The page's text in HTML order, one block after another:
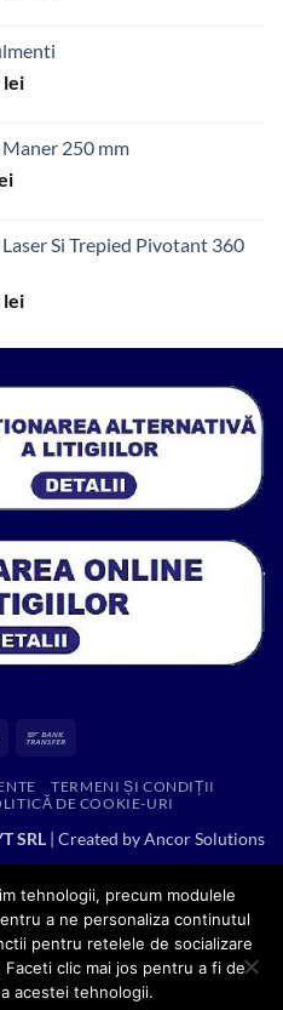
lei.
4,199.00 lei.
leiPrețul
450.00 lei.
250 mm
Prețul
35.00 lei.Si Trepied Pivotant 360
leiPrețul
este:
Cash
DeliveryTERMENI ȘI CONDIȚII
DE COOKIE-URI
SRL| Created byAncor Solutions
tehnologii, precum modulele
a ne personaliza continutul
pentru retelele de socializare
clic mai jos pentru a fi de
acestei tehnologii.